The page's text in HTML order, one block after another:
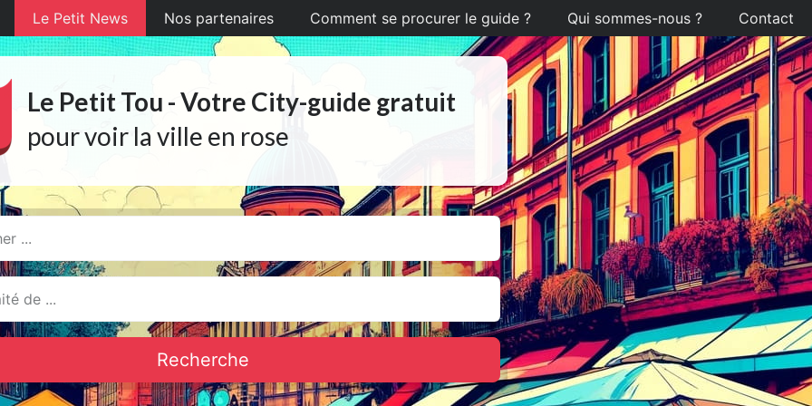
Le Petit News Nos partenaires Comment se procurer le guide ? Qui sommes-nous ? Contact
Le Petit Tou - Votre City-guide gratuit
pour voir la ville en rose
Recherche